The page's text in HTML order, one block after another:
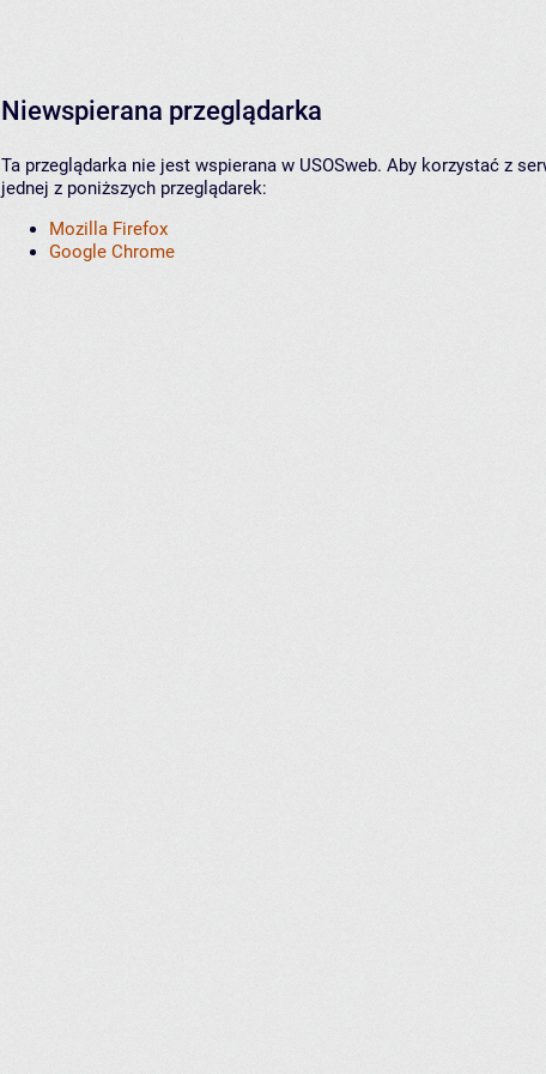
Niewspierana przeglądarka
Ta przeglądarka nie jest wspierana w USOSweb. Aby korzystać z
jednej z poniższych przeglądarek:
Mozilla Firefox
Google Chrome